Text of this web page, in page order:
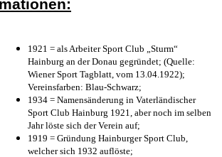
1921 = als Arbeiter Sport Club „Sturm“
Hainburg an der Donau gegründet; (Quelle:
Wiener Sport Tagblatt, vom 13.04.1922);
Vereinsfarben: Blau-Schwarz;
1934 = Namensänderung in Vaterländischer
Sport Club Hainburg 1921, aber noch im selben
Jahr löste sich der Verein auf;
1919 = Gründung Hainburger Sport Club,
welcher sich 1932 auflöste;